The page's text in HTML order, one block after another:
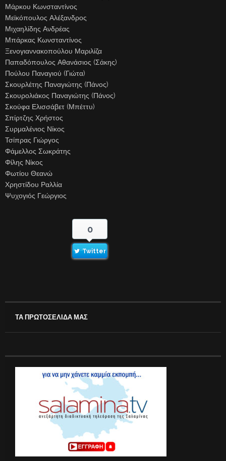
Μάρκου Κωνσταντίνος
Μεϊκόπουλος Αλέξανδρος
Μιχαηλίδης Ανδρέας
Μπάρκας Κωνσταντίνος
Ξενογιαννακοπούλου Μαριλίζα
Παπαδόπουλος Αθανάσιος (Σάκης)
Πούλου Παναγιού (Γιώτα)
Σκουρλέτης Παναγιώτης (Πάνος)
Σκουρολιάκος Παναγιώτης (Πάνος)
Σκούφα Ελισσάβετ (Μπέττυ)
Σπίρτζης Χρήστος
Συρμαλένιος Νίκος
Τσίπρας Γιώργος
Φάμελλος Σωκράτης
Φίλης Νίκος
Φωτίου Θεανώ
Χρηστίδου Ραλλία
Ψυχογιός Γεώργιος
0
Twitter
ΤΑ ΠΡΩΤΟΣΕΛΙΔΑ ΜΑΣ